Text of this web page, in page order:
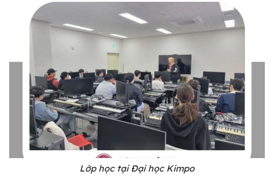
Lớp học tại Đại học Kimpo